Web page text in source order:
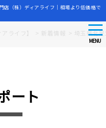
店（株）ディアライフ｜相場より低価格で
MENU
ライフ】 新着情報 埼玉県北
ート